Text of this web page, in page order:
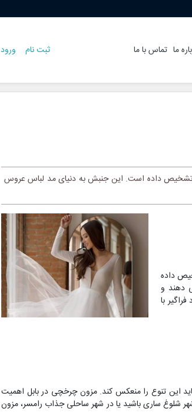
ثبت نام ورود ما تماس با ما
تشخیص داده است. این جنبش به دنیای مد لباس عروس
داده
دهند و
با
این تنوع را منعکس کند. مزون چرخچی در بابل اهمیت
شلوغ ساری باشید یا در شهر ساحلی جذاب رامسر، مزون